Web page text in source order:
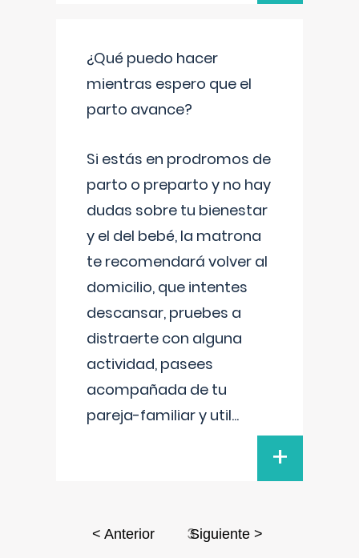
¿Qué puedo hacer
mientras espero que el
parto avance?
Si estás en prodromos de
parto o preparto y no hay
dudas sobre tu bienestar
y el del bebé, la matrona
te recomendará volver al
domicilio, que intentes
descansar, pruebes a
distraerte con alguna
actividad, pasees
acompañada de tu
pareja-familiar y util...
+
< Anterior 3Siguiente >